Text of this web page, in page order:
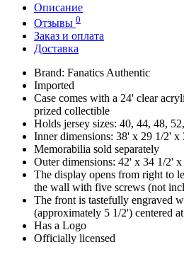
Описание
Отзывы 0
Заказ и оплата
Доставка
Brand: Fanatics Authentic
Imported
Case comes with a 24' clear
prized collectible
Holds jersey sizes: 40, 44, 48,
Inner dimensions: 38' x 29 1/2' x
Memorabilia sold separately
Outer dimensions: 42' x 34 1/2'
The display opens from right to
the wall with five screws (not
The front is tastefully engraved
(approximately 5 1/2') centered
Has a Logo
Officially licensed